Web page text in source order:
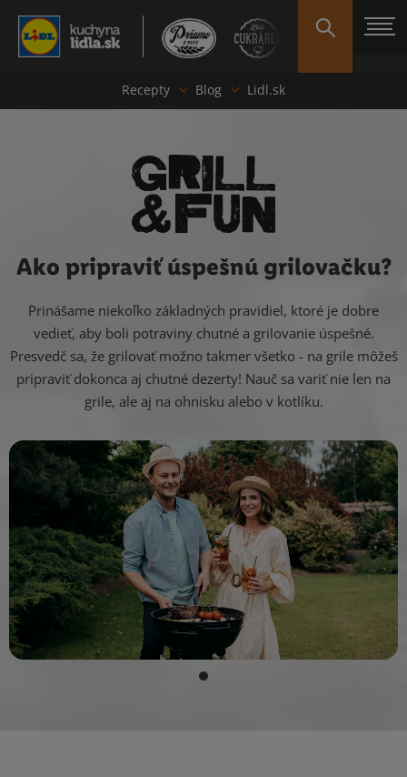
Recepty Blog Lidl.sk
Ako pripraviť úspešnú grilovačku?
Prinášame niekoľko základných pravidiel, ktoré je dobre
vedieť, aby boli potraviny chutné a grilovanie úspešné.
Presvedč sa, že grilovať možno takmer všetko - na grile môžeš
pripraviť dokonca aj chutné dezerty! Nauč sa variť nie len na
grile, ale aj na ohnisku alebo v kotlíku.